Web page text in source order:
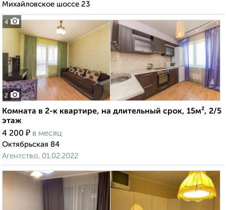
4
Михайловское шоссе 23
2
Комната в 2-к квартире, на длительный срок, 15м², 2/5
этаж
4 200 ₽ в месяц
Октябрьская 84
Агентство, 01.02.2022